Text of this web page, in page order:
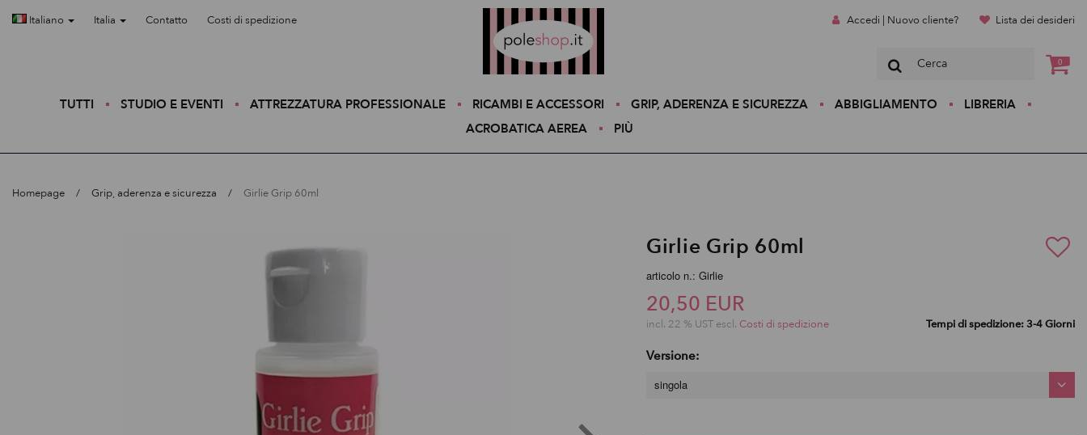
Italiano Italia Contatto Costi di spedizione Accedi | Nuovo cliente? Lista dei desideri
0
TUTTI STUDIO E EVENTI ATTREZZATURA PROFESSIONALE RICAMBI E ACCESSORI GRIP, ADERENZA E SICUREZZA ABBIGLIAMENTO
LIBRERIA
ACROBATICA AEREA
PIÙ
Homepage Grip, aderenza e sicurezza Girlie Grip 60ml
Girlie Grip 60ml
articolo n.: Girlie
20,50 EUR
incl. 22 % UST escl. Costi di spedizione Tempi di spedizione: 3-4 Giorni
Versione:
singola